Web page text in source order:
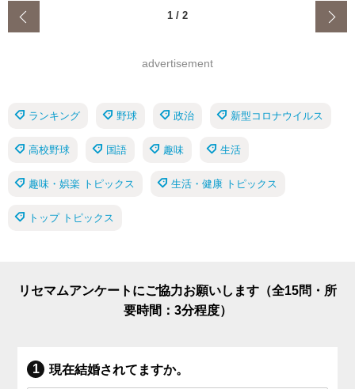
1 / 2
advertisement
ランキング 野球 政治 新型コロナウイルス
高校野球 国語 趣味 生活
趣味・娯楽 トピックス 生活・健康 トピックス
トップ トピックス
リセマムアンケートにご協力お願いします（全15問・所
要時間：3分程度）
現在結婚されてますか。